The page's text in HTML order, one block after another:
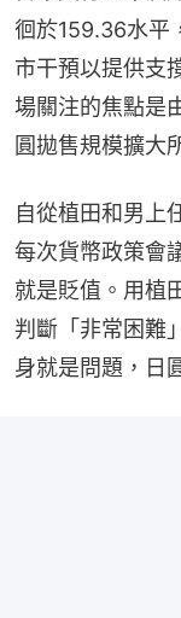
徊於159.36水平
市干預以提供支
場關注的焦點是
圓拋售規模擴大
自從植田和男上
每次貨幣政策會
就是貶值。用植
判斷「非常困難
身就是問題，日